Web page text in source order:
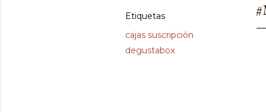
Etiquetas
cajas suscripción
degustabox